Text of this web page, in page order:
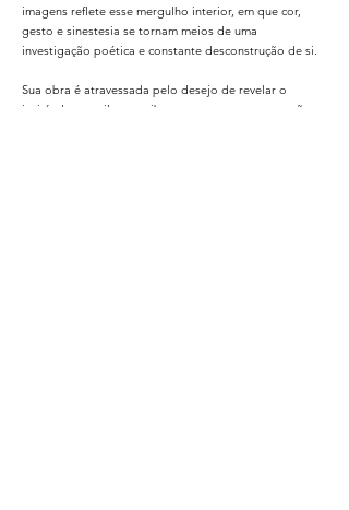
imagens reflete esse mergulho interior, em que cor,
gesto e sinestesia se tornam meios de uma
investigação poética e constante desconstrução de si.
Sua obra é atravessada pelo desejo de revelar o
invisível — aquilo que vibra entre o corpo, a emoção e